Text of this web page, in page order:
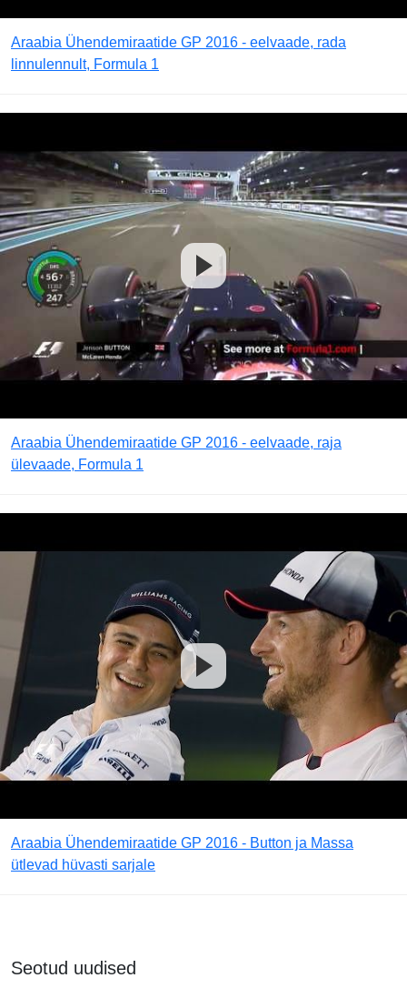
Araabia Ühendemiraatide GP 2016 - eelvaade, rada
linnulennult, Formula 1
Araabia Ühendemiraatide GP 2016 - eelvaade, raja
ülevaade, Formula 1
Araabia Ühendemiraatide GP 2016 - Button ja Massa
ütlevad hüvasti sarjale
Seotud uudised